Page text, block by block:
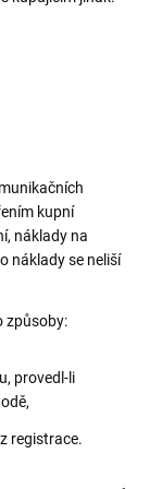
kupní
náklady na
náklady se neliší
způsoby:
provedl-li
registrace.